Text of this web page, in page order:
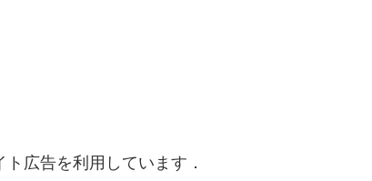
広告を利用しています．